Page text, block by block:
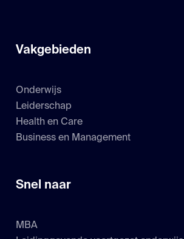
Vakgebieden
Onderwijs
Leiderschap
Health en Care
Business en Management
Snel naar
MBA